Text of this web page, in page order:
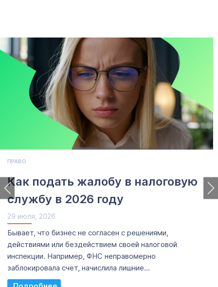
ПРАВО
Как подать жалобу в налоговую
службу в 2026 году
29 июля, 2026
Бывает, что бизнес не согласен с решениями,
действиями или бездействием своей налоговой
инспекции. Например, ФНС неправомерно
заблокировала счет, начислила лишние...